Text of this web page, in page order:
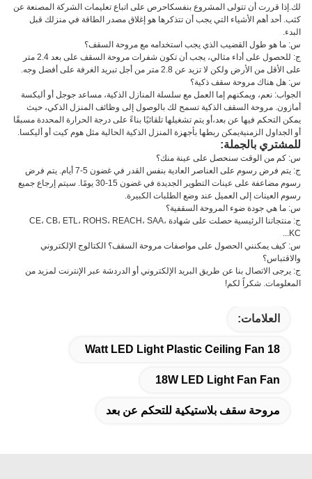
لك.إذا قررت أن تتولى المشروع بنفسكاحرص على اتباع تعليمات الشركة المصنعة عن
كثب. أحد أهم الأشياء التي يجب أن تتذكرها هو إغلاق مصدر الطاقة في منزلك قبل
البدء.
س: ما هو طول القضيب الذي يجب استخدامه مع مروحة السقف؟
ج: للحصول على أداء مثالي، يجب أن تكون شفرات مروحة السقف على بعد 2.4 متر
على الأقل من الأرض ولكن لا تزيد عن 2.8 متر من أجل تبريد الغرفة على أفضل وجه.
س: هل هناك مروحة سقف ذكية؟
الجواب: نعم، ويمكنهم إما العمل مع سلسلة المنازل الذكية، مساعد جوجل أو أليكسة
أمازون. مروحة السقف الذكية تسمح لك بالوصول إلى وظائف المنزل الذكي، حيث
يمكن التحكم فيها عن بعد،أو يتم تشغيلها تلقائيًا بناءً على درجة الحرارة المحددة مسبقًا
أو الجداول الزمنيةيمكن ربطها بأجهزة المنزل الذكية الحالية مثل هوم كيت أو أليكسا.
للمشتري بالجملة:
س: كم من الوقت سنحصل على عينة منك؟
ج: يتم فرض رسوم على العناصر العادية بنفس القدر في غضون 5-7 أيام. يتم فرض
رسوم مضاعفة على عينات التطوير الجديدة في غضون 15-30 يومًا. سيتم إرجاع جميع
رسوم العينات إلى العميل عند وضع الطلبات الكبيرة.
س: ما هي جودة ضوء المروحة السقفية؟
ج: منتجاتنا الرئيسية حصلت على شهادة CE، CB، ETL، ROHS، REACH، SAA،
KC...
س: كيف يمكنني الحصول على مواصفات مروحة السقف؟ الكتالوج الإلكتروني
والاقتباس؟
ج: يرجى الاتصال بنا عن طريق البريد الإلكتروني أو الدردشة عبر الإنترنت لمزيد من
المعلومات. شكراً لكم!
العلامات:
18 Watt LED Light Plastic Ceiling Fan
18W LED Light Fan Fan
مروحة سقف بلاستيكية للتحكم عن بعد